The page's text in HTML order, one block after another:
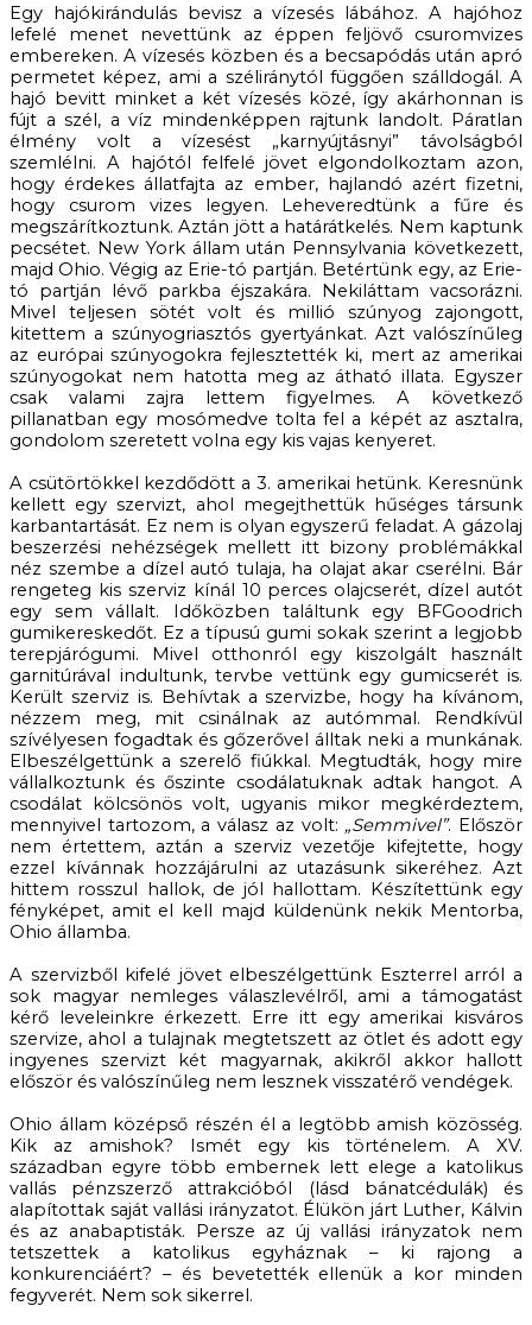
Egy hajókirándulás bevisz a vízesés lábához. A hajóhoz
lefelé menet nevettünk az éppen feljövő csuromvizes
embereken. A vízesés közben és a becsapódás után apró
permetet képez, ami a széliránytól függően szálldogál. A
hajó bevitt minket a két vízesés közé, így akárhonnan is
fújt a szél, a víz mindenképpen rajtunk landolt. Páratlan
élmény volt a vízesést „karnyújtásnyi” távolságból
szemlélni. A hajótól felfelé jövet elgondolkoztam azon,
hogy érdekes állatfajta az ember, hajlandó azért fizetni,
hogy csurom vizes legyen. Leheveredtünk a fűre és
megszárítkoztunk. Aztán jött a határátkelés. Nem kaptunk
pecsétet. New York állam után Pennsylvania következett,
majd Ohio. Végig az Erie-tó partján. Betértünk egy, az Erie-
tó partján lévő parkba éjszakára. Nekiláttam vacsorázni.
Mivel teljesen sötét volt és millió szúnyog zajongott,
kitettem a szúnyogriasztós gyertyánkat. Azt valószínűleg
az európai szúnyogokra fejlesztették ki, mert az amerikai
szúnyogokat nem hatotta meg az átható illata. Egyszer
csak valami zajra lettem figyelmes. A következő
pillanatban egy mosómedve tolta fel a képét az asztalra,
gondolom szeretett volna egy kis vajas kenyeret.
A csütörtökkel kezdődött a 3. amerikai hetünk. Keresnünk
kellett egy szervizt, ahol megejthettük hűséges társunk
karbantartását. Ez nem is olyan egyszerű feladat. A gázolaj
beszerzési nehézségek mellett itt bizony problémákkal
néz szembe a dízel autó tulaja, ha olajat akar cserélni. Bár
rengeteg kis szerviz kínál 10 perces olajcserét, dízel autót
egy sem vállalt. Időközben találtunk egy BFGoodrich
gumikereskedőt. Ez a típusú gumi sokak szerint a legjobb
terepjárógumi. Mivel otthonról egy kiszolgált használt
garnitúrával indultunk, tervbe vettünk egy gumicserét is.
Került szerviz is. Behívtak a szervizbe, hogy ha kívánom,
nézzem meg, mit csinálnak az autómmal. Rendkívül
szívélyesen fogadtak és gőzerővel álltak neki a munkának.
Elbeszélgettünk a szerelő fiúkkal. Megtudták, hogy mire
vállalkoztunk és őszinte csodálatuknak adtak hangot. A
csodálat kölcsönös volt, ugyanis mikor megkérdeztem,
mennyivel tartozom, a válasz az volt: „Semmivel”. Először
nem értettem, aztán a szerviz vezetője kifejtette, hogy
ezzel kívánnak hozzájárulni az utazásunk sikeréhez. Azt
hittem rosszul hallok, de jól hallottam. Készítettünk egy
fényképet, amit el kell majd küldenünk nekik Mentorba,
Ohio államba.
A szervizből kifelé jövet elbeszélgettünk Eszterrel arról a
sok magyar nemleges válaszlevélről, ami a támogatást
kérő leveleinkre érkezett. Erre itt egy amerikai kisváros
szervize, ahol a tulajnak megtetszett az ötlet és adott egy
ingyenes szervizt két magyarnak, akikről akkor hallott
először és valószínűleg nem lesznek visszatérő vendégek.
Ohio állam középső részén él a legtöbb amish közösség.
Kik az amishok? Ismét egy kis történelem. A XV.
században egyre több embernek lett elege a katolikus
vallás pénzszerző attrakcióból (lásd bánatcédulák) és
alapítottak saját vallási irányzatot. Élükön járt Luther, Kálvin
és az anabaptisták. Persze az új vallási irányzatok nem
tetszettek a katolikus egyháznak – ki rajong a
konkurenciáért? – és bevetették ellenük a kor minden
fegyverét. Nem sok sikerrel.